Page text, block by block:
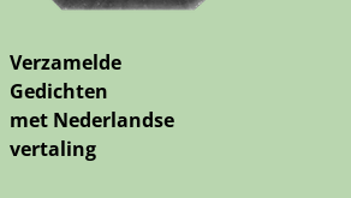
Verzamelde
Gedichten
met Nederlandse
vertaling